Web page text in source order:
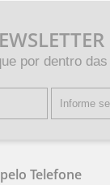
por dentro
Telefone